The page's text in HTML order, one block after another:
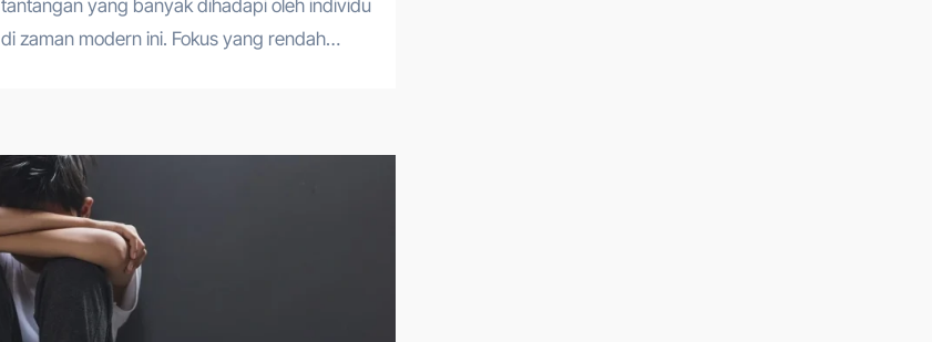
tantangan yang banyak dihadapi oleh individu
di zaman modern ini. Fokus yang rendah…